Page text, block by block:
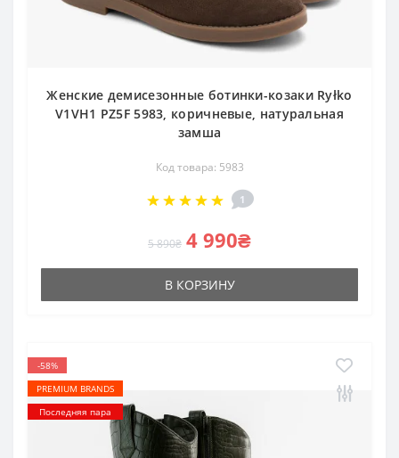
Женские демисезонные ботинки-козаки Ryłko
V1VH1 PZ5F 5983, коричневые, натуральная
замша
Код товара: 5983
1
5 890₴ 4 990₴
В КОРЗИНУ
-58%
PREMIUM BRANDS
Последняя пара